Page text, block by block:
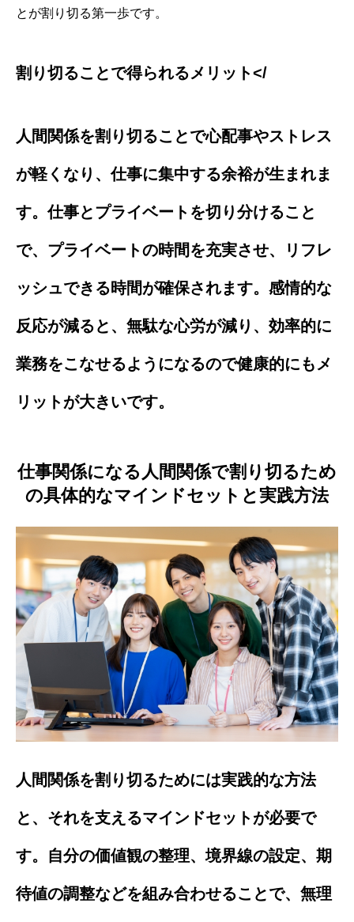
とが割り切る第一歩です。
割り切ることで得られるメリット</
人間関係を割り切ることで心配事やストレス
が軽くなり、仕事に集中する余裕が生まれま
す。仕事とプライベートを切り分けること
で、プライベートの時間を充実させ、リフレ
ッシュできる時間が確保されます。感情的な
反応が減ると、無駄な心労が減り、効率的に
業務をこなせるようになるので健康的にもメ
リットが大きいです。
仕事関係になる人間関係で割り切るため
の具体的なマインドセットと実践方法
人間関係を割り切るためには実践的な方法
と、それを支えるマインドセットが必要で
す。自分の価値観の整理、境界線の設定、期
待値の調整などを組み合わせることで、無理